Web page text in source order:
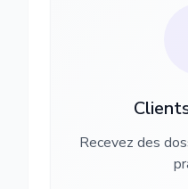
Recevez des